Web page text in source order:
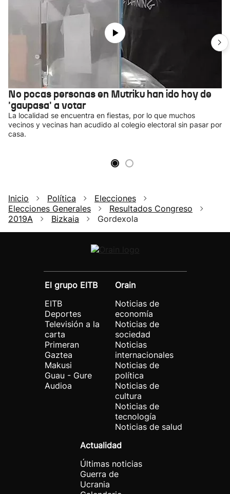
No pocas personas en Mutriku han ido hoy de
'gaupasa' a votar
La localidad se encuentra en fiestas, por lo que muchos
vecinos y vecinas han acudido al colegio electoral sin pasar por
casa.
Inicio Política
Elecciones
Elecciones Generales
Resultados Congreso
2019A
Bizkaia Gordexola
El grupo EITB
EITB
Deportes
Televisión a la
carta
Primeran
Gaztea
Makusi
Guau - Gure
Audioa
Orain
Noticias de
economía
Noticias de
sociedad
Noticias
internacionales
Noticias de
política
Noticias de
cultura
Noticias de
tecnología
Noticias de salud
Actualidad
Últimas noticias
Guerra de
Ucrania